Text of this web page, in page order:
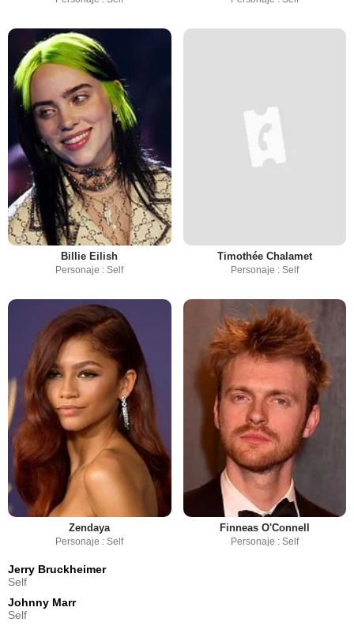
Billie Eilish
Personaje : Self
Timothée Chalamet
Personaje : Self
Zendaya
Personaje : Self
Finneas O'Connell
Personaje : Self
Jerry Bruckheimer
Self
Johnny Marr
Self